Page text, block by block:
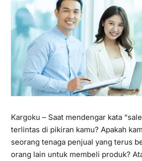
Kargoku – Saat mendengar kata
terlintas di pikiran kamu? Apakah
seorang tenaga penjual yang terus
orang lain untuk membeli produk?